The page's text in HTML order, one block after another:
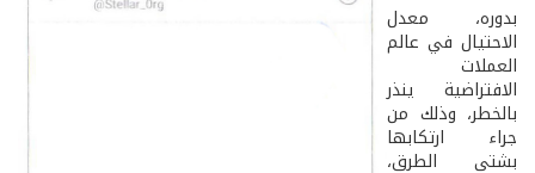
بدوره، معدل
الاحتيال في عالم
العملات
الافتراضية ينذر
بالخطر، وذلك من
جراء ارتكابها
بشتى الطرق،